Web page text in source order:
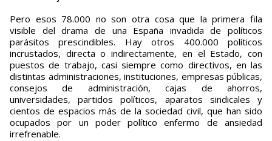
Pero esos 78.000 no son otra cosa que la primera fila
visible del drama de una España invadida de políticos
parásitos prescindibles. Hay otros 400.000 políticos
incrustados, directa o indirectamente, en el Estado, con
puestos de trabajo, casi siempre como directivos, en las
distintas administraciones, instituciones, empresas públicas,
consejos de administración, cajas de ahorros,
universidades, partidos políticos, aparatos sindicales y
cientos de espacios más de la sociedad civil, que han sido
ocupados por un poder político enfermo de ansiedad
irrefrenable.